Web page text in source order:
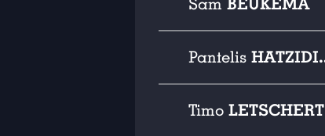
Sam
Pantelis HATZIDIAKOS
Timo LETSCHERT